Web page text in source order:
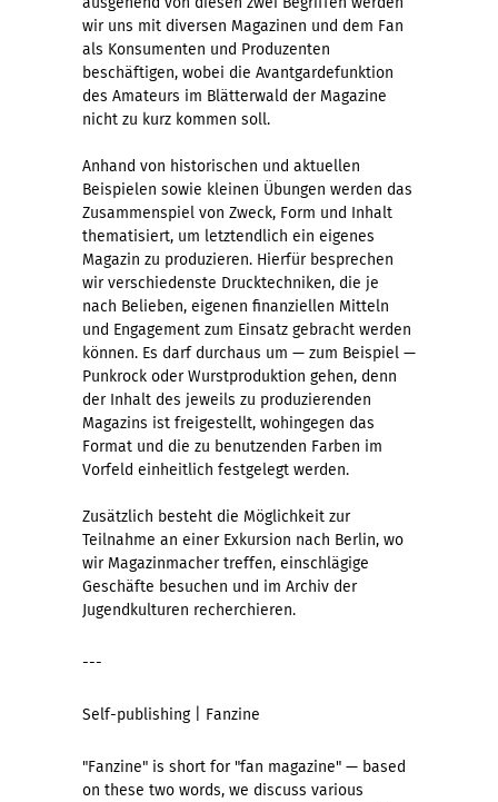
wir uns mit diversen Magazinen und dem Fan
als Konsumenten und Produzenten
beschäftigen, wobei die Avantgardefunktion
des Amateurs im Blätterwald der Magazine
nicht zu kurz kommen soll.
Anhand von historischen und aktuellen
Beispielen sowie kleinen Übungen werden das
Zusammenspiel von Zweck, Form und Inhalt
thematisiert, um letztendlich ein eigenes
Magazin zu produzieren. Hierfür besprechen
wir verschiedenste Drucktechniken, die je
nach Belieben, eigenen finanziellen Mitteln
und Engagement zum Einsatz gebracht werden
können. Es darf durchaus um — zum Beispiel —
Punkrock oder Wurstproduktion gehen, denn
der Inhalt des jeweils zu produzierenden
Magazins ist freigestellt, wohingegen das
Format und die zu benutzenden Farben im
Vorfeld einheitlich festgelegt werden.
Zusätzlich besteht die Möglichkeit zur
Teilnahme an einer Exkursion nach Berlin, wo
wir Magazinmacher treffen, einschlägige
Geschäfte besuchen und im Archiv der
Jugendkulturen recherchieren.
---
Self-publishing | Fanzine
"Fanzine" is short for "fan magazine" — based
on these two words, we discuss various